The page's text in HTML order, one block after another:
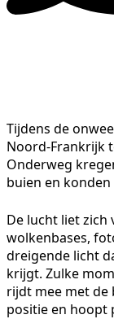
Tijdens de
Noord-Frankrijk
Onderweg
buien en
De lucht liet zich
wolkenbases,
dreigende licht
krijgt. Zulke
rijdt mee met de
positie en hoopt